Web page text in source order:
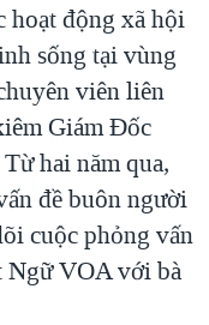
THẮNG CUỘC'
NAM
hoạt động xã hội
sống tại vùng
viên liên
Giám Đốc
hai năm qua,
đề buôn người
cuộc phỏng vấn
Ngữ VOA với bà